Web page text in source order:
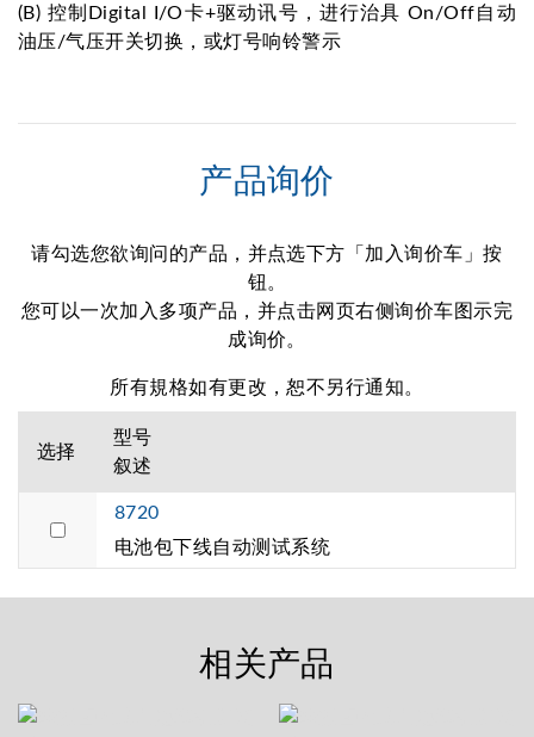
(B) 控制Digital I/O卡+驱动讯号，进行治具 On/Off自动
油压/气压开关切换，或灯号响铃警示
产品询价
请勾选您欲询问的产品，并点选下方「加入询价车」按
钮。
您可以一次加入多项产品，并点击网页右侧询价车图示完
成询价。
所有規格如有更改，恕不另行通知。
选择
型号
叙述
8720
电池包下线自动测试系统
相关产品